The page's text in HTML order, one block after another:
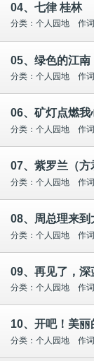
04、七律 桂林
分类：个人园地 作
05、绿色的江南
分类：个人园地 作
06、矿灯点燃我
分类：个人园地 作
07、紫罗兰（方
分类：个人园地 作
08、周总理来到
分类：个人园地 作
09、再见了，深
分类：个人园地 作
10、开吧！美丽
分类：个人园地 作